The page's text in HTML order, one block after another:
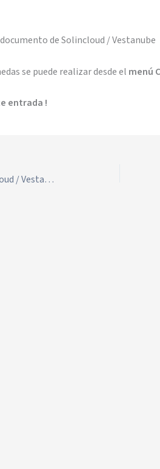
se puede realizar desde el menú
entrada !
Corregir cierre de caja en Solincloud / Vestanube